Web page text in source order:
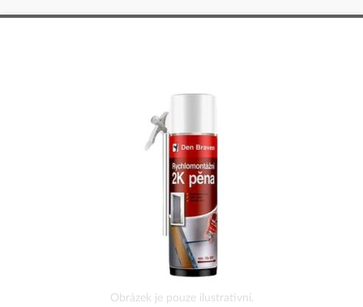
Obrázek je pouze ilustrativní.